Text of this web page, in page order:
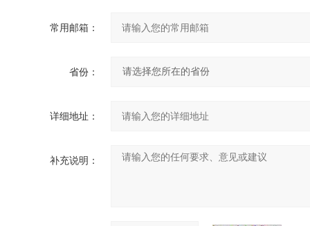
常用邮箱：
省份：
详细地址：
补充说明：